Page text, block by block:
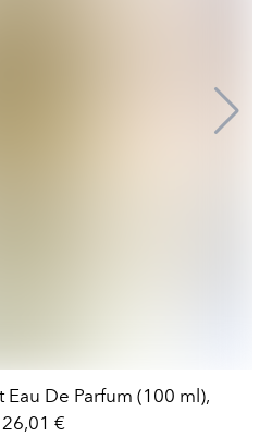
De Parfum (100 ml),
€